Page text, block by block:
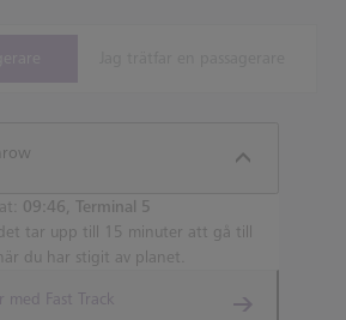
09:46, Terminal 5
tar upp till 15 minuter att gå till
du har stigit av planet.
med Fast Track